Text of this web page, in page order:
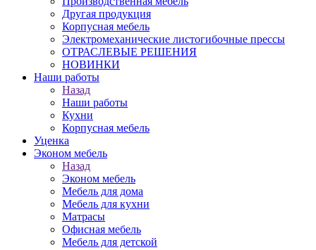
Другая продукция
Корпусная мебель
Электромеханические листогибочные прессы
ОТРАСЛЕВЫЕ РЕШЕНИЯ
НОВИНКИ
Наши работы
Назад
Наши работы
Кухни
Корпусная мебель
Уценка
Эконом мебель
Назад
Эконом мебель
Мебель для дома
Мебель для кухни
Матрасы
Офисная мебель
Мебель для детской